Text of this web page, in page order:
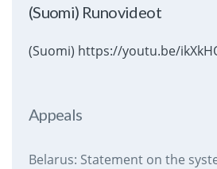
(Suomi) Runovideot
(Suomi) https://youtu.be/
Appeals
Belarus: Statement on the